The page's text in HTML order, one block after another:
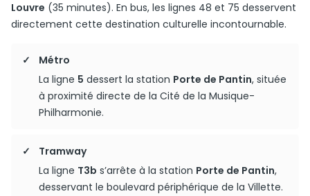
Louvre (35 minutes). En bus, les lignes 48 et 75 desservent
directement cette destination culturelle incontournable.
Métro
La ligne 5 dessert la station Porte de Pantin, située
à proximité directe de la Cité de la Musique-
Philharmonie.
Tramway
La ligne T3b s’arrête à la station Porte de Pantin,
desservant le boulevard périphérique de la Villette.